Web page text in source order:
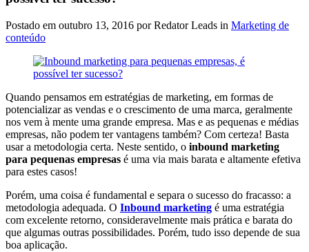
Postado em outubro 13, 2016 por Redator Leads in Marketing de
conteúdo
Quando pensamos em estratégias de marketing, em formas de
potencializar as vendas e o crescimento de uma marca, geralmente
nos vem à mente uma grande empresa. Mas e as pequenas e médias
empresas, não podem ter vantagens também? Com certeza! Basta
usar a metodologia certa. Neste sentido, o inbound marketing
para pequenas empresas é uma via mais barata e altamente efetiva
para estes casos!
Porém, uma coisa é fundamental e separa o sucesso do fracasso: a
metodologia adequada. O Inbound marketing é uma estratégia
com excelente retorno, consideravelmente mais prática e barata do
que algumas outras possibilidades. Porém, tudo isso depende de sua
boa aplicação.